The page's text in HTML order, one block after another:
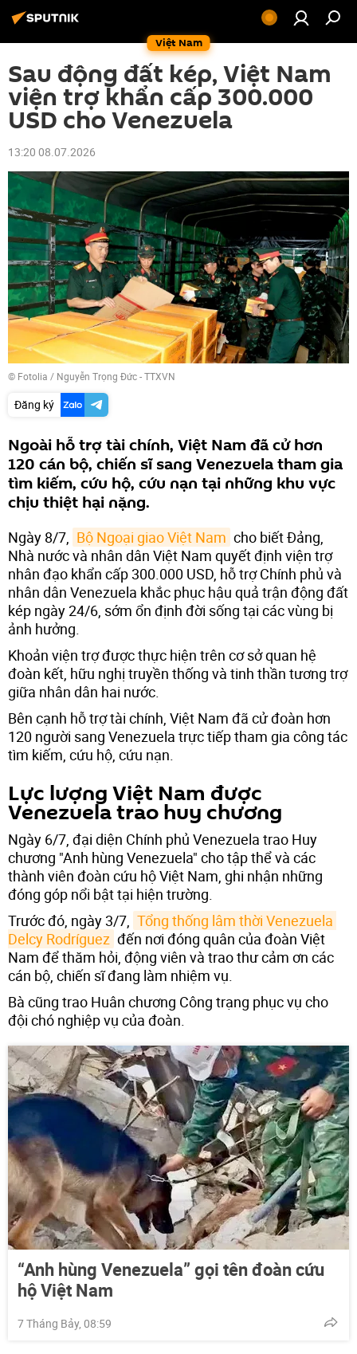
Việt Nam
Sau động đất kép, Việt Nam
viện trợ khẩn cấp 300.000
USD cho Venezuela
13:20 08.07.2026
© Fotolia / Nguyễn Trọng Đức - TTXVN
Đăng ký
Ngoài hỗ trợ tài chính, Việt Nam đã cử hơn
120 cán bộ, chiến sĩ sang Venezuela tham gia
tìm kiếm, cứu hộ, cứu nạn tại những khu vực
chịu thiệt hại nặng.
Ngày 8/7, Bộ Ngoại giao Việt Nam cho biết Đảng,
Nhà nước và nhân dân Việt Nam quyết định viện trợ
nhân đạo khẩn cấp 300.000 USD, hỗ trợ Chính phủ và
nhân dân Venezuela khắc phục hậu quả trận động đất
kép ngày 24/6, sớm ổn định đời sống tại các vùng bị
ảnh hưởng.
Khoản viện trợ được thực hiện trên cơ sở quan hệ
đoàn kết, hữu nghị truyền thống và tinh thần tương trợ
giữa nhân dân hai nước.
Bên cạnh hỗ trợ tài chính, Việt Nam đã cử đoàn hơn
120 người sang Venezuela trực tiếp tham gia công tác
tìm kiếm, cứu hộ, cứu nạn.
Lực lượng Việt Nam được
Venezuela trao huy chương
Ngày 6/7, đại diện Chính phủ Venezuela trao Huy
chương "Anh hùng Venezuela" cho tập thể và các
thành viên đoàn cứu hộ Việt Nam, ghi nhận những
đóng góp nổi bật tại hiện trường.
Trước đó, ngày 3/7, Tổng thống lâm thời Venezuela
Delcy Rodríguez đến nơi đóng quân của đoàn Việt
Nam để thăm hỏi, động viên và trao thư cảm ơn các
cán bộ, chiến sĩ đang làm nhiệm vụ.
Bà cũng trao Huân chương Công trạng phục vụ cho
đội chó nghiệp vụ của đoàn.
“Anh hùng Venezuela” gọi tên đoàn cứu
hộ Việt Nam
7 Tháng Bảy, 08:59